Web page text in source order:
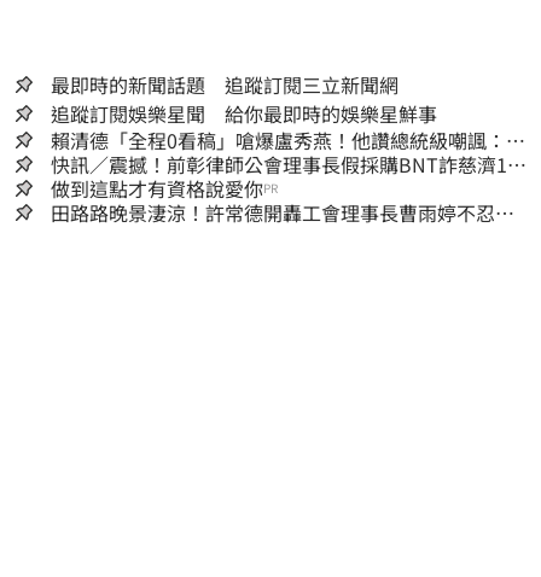
最即時的新聞話題 追蹤訂閱三立新聞網
追蹤訂閱娛樂星聞 給你最即時的娛樂星鮮事
賴清德「全程0看稿」嗆爆盧秀燕！他讚總統級嘲諷：把
8年總帳一次掀翻
快訊／震撼！前彰律師公會理事長假採購BNT詐慈濟10
億、洗錢囤232kg黃金
做到這點才有資格說愛你PR
田路路晚景淒涼！許常德開轟工會理事長曹雨婷不忍